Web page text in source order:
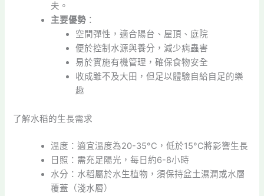
夫。
主要優勢 ：
空間彈性，適合陽台、屋頂、庭院
便於控制水源與養分，減少病蟲害
易於實施有機管理，確保食物安全
收成雖不及大田，但足以體驗自給自足的樂
趣
了解水稻的生長需求
溫度：適宜溫度為20-35°C，低於15°C將影響生長
日照：需充足陽光，每日約6-8小時
水分：水稻屬於水生植物，須保持盆土濕潤或水層
覆蓋（淺水層）